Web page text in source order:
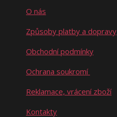
O nás
Způsoby platby a dopravy
Obchodní podmínky
Ochrana soukromí
Reklamace, vrácení zboží
Kontakty